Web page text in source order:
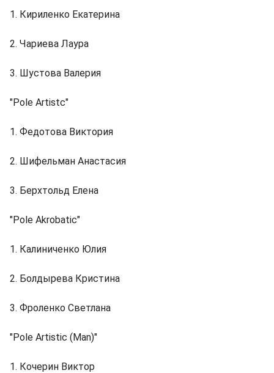
1. Кириленко Екатерина
2. Чариева Лаура
3. Шустова Валерия
"Pole Artistc"
1. Федотова Виктория
2. Шифельман Анастасия
3. Берхтольд Елена
"Pole Akrobatic"
1. Калиниченко Юлия
2. Болдырева Кристина
3. Фроленко Светлана
"Pole Artistic (Man)"
1. Кочерин Виктор